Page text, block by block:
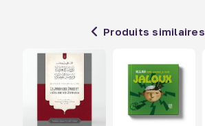
Produits similaires